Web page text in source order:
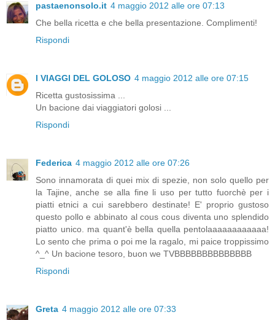
pastaenonsolo.it 4 maggio 2012 alle ore 07:13
Che bella ricetta e che bella presentazione. Complimenti!
Rispondi
I VIAGGI DEL GOLOSO 4 maggio 2012 alle ore 07:15
Ricetta gustosissima ...
Un bacione dai viaggiatori golosi ...
Rispondi
Federica 4 maggio 2012 alle ore 07:26
Sono innamorata di quei mix di spezie, non solo quello per
la Tajine, anche se alla fine li uso per tutto fuorchè per i
piatti etnici a cui sarebbero destinate! E' proprio gustoso
questo pollo e abbinato al cous cous diventa uno splendido
piatto unico. ma quant'è bella quella pentolaaaaaaaaaaaa!
Lo sento che prima o poi me la ragalo, mi paice troppissimo
^_^ Un bacione tesoro, buon we TVBBBBBBBBBBBBBB
Rispondi
Greta 4 maggio 2012 alle ore 07:33